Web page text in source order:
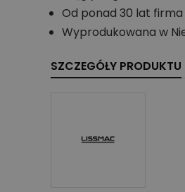
Od ponad 30 lat
Wyprodukowana w
SZCZEGÓŁY PRODUKTU